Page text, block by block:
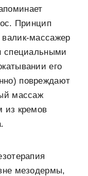
Принцип
массажер
специальными
его
повреждают
массаж
из кремов
мезодермы,